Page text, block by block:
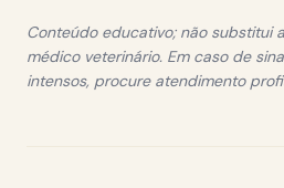
Conteúdo educativo; não substitui
médico veterinário. Em caso de
intensos, procure atendimento